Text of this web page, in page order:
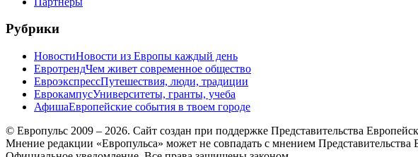
Рубрики
НовостиНовости из Европы каждый день
ЕвротрендЧем живет современное общество
ЕвроэкспрессПутешествия, люди, традиции
ЕврокампусУниверситеты, гранты, учеба
АфишаЕвропейские события в твоем городе
© Европульс 2009 – 2026. Сайт создан при поддержке Представительства
Мнение редакции «Европульса» может не совпадать с мнением